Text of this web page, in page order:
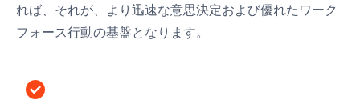
れば、それが、より迅速な意思決定および優れたワーク
フォース行動の基盤となります。